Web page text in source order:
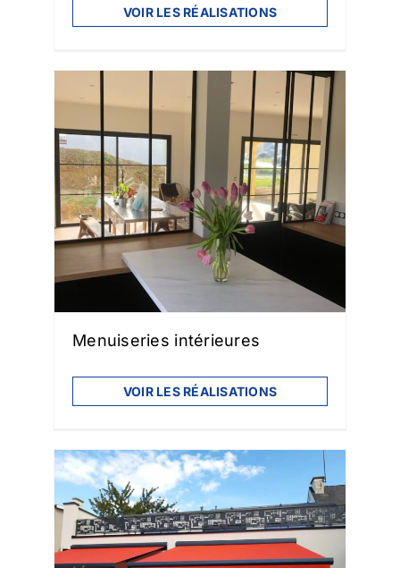
VOIR LES RÉALISATIONS
Menuiseries intérieures
VOIR LES RÉALISATIONS